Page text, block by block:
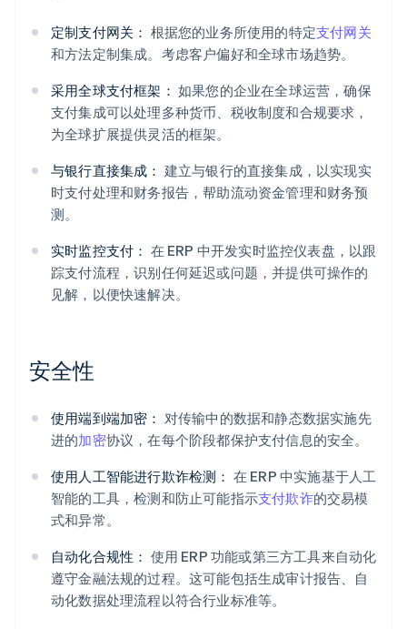
定制支付网关： 根据您的业务所使用的特定支付网关
和方法定制集成。考虑客户偏好和全球市场趋势。
采用全球支付框架： 如果您的企业在全球运营，确保
支付集成可以处理多种货币、税收制度和合规要求，
为全球扩展提供灵活的框架。
与银行直接集成： 建立与银行的直接集成，以实现实
时支付处理和财务报告，帮助流动资金管理和财务预
测。
实时监控支付： 在 ERP 中开发实时监控仪表盘，以跟
踪支付流程，识别任何延迟或问题，并提供可操作的
见解，以便快速解决。
安全性
使用端到端加密： 对传输中的数据和静态数据实施先
进的加密协议，在每个阶段都保护支付信息的安全。
使用人工智能进行欺诈检测： 在 ERP 中实施基于人工
智能的工具，检测和防止可能指示支付欺诈的交易模
式和异常。
自动化合规性： 使用 ERP 功能或第三方工具来自动化
遵守金融法规的过程。这可能包括生成审计报告、自
动化数据处理流程以符合行业标准等。